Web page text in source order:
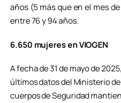
años (5 más que en el mes
entre 76 y 94 años.
6.650 mujeres en VIOGEN
A fecha de 31 de mayo de
últimos datos del Ministerio
cuerpos de Seguridad